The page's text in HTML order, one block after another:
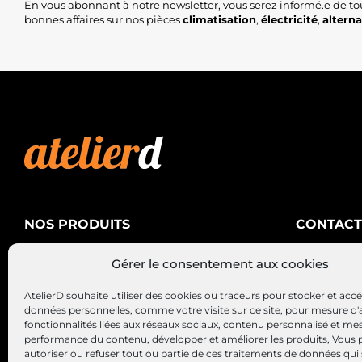
Gérer le consentement aux cookies
AtelierD souhaite utiliser des cookies ou traceurs pour stocker et
données personnelles, comme votre visite sur ce site, pour mesure
fonctionnalités liées aux réseaux sociaux, contenu personnalisé et
performance du contenu, développer et améliorer les produits, Vous
autoriser ou refuser tout ou partie de ces traitements de données qui
En vous abonnant à notre newsletter, vous serez informé.e de
bonnes affaires sur nos piècesclimatisation, électricité,
NOS PRODUITS
Alternateurs – Démarreurs
CONTACT
AtelierD
88200
03 29 22 34